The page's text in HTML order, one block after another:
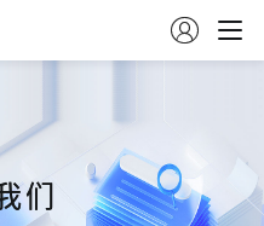

们